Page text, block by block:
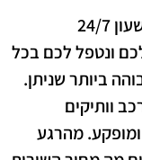
7
ונטפל לכם בכל
ביותר שניתן.
וותיקים
ומופקע. מהרגע